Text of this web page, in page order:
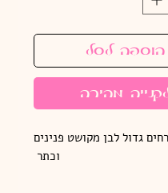
הוספה לסל
מהירה
גדול לבן מקושט פנינים
וכתר